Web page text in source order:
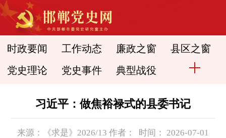
时政要闻 工作动态 廉政之窗 县区之窗
党史理论 党史事件 典型战役
习近平：做焦裕禄式的县委书记
来源：《求是》2026/13 作者： 时间： 2026-07-01